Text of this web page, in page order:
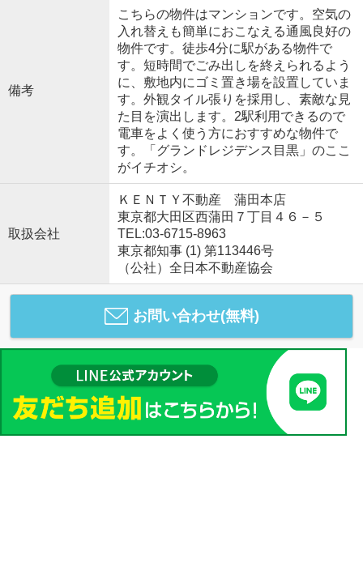
備考
こちらの物件はマンションです。空気の
入れ替えも簡単におこなえる通風良好の
物件です。徒歩4分に駅がある物件で
す。短時間でごみ出しを終えられるよう
に、敷地内にゴミ置き場を設置していま
す。外観タイル張りを採用し、素敵な見
た目を演出します。2駅利用できるので
電車をよく使う方におすすめな物件で
す。「グランドレジデンス目黒」のここ
がイチオシ。
取扱会社
ＫＥＮＴＹ不動産 蒲田本店
東京都大田区西蒲田７丁目４６－５
TEL:03-6715-8963
東京都知事 (1) 第113446号
（公社）全日本不動産協会
お問い合わせ(無料)